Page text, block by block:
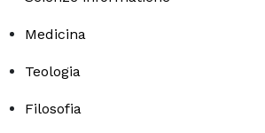
Medicina
Teologia
Filosofia